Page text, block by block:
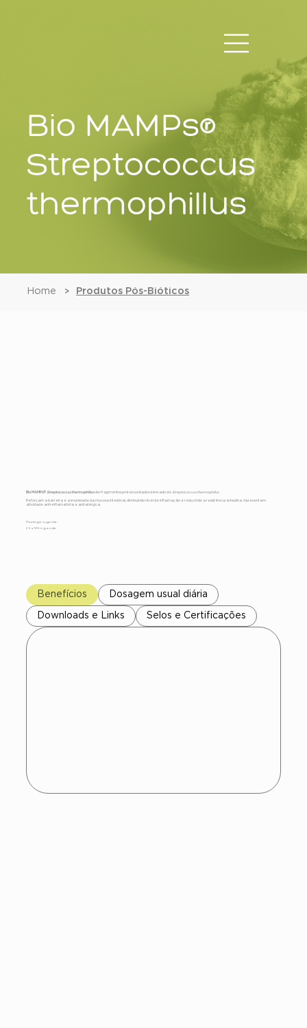
Bio MAMPs®
Streptococcus
thermophillus
Home > Produtos Pós-Bióticos
Bio MAMPs® Streptococcus thermophillussão fragmentos proteicos lisados derivado de Streptococcus thermophillus.
Reforçam a barreira e a imunidade da mucosa intestinal, diminuindo nível de inflamação e reduzindo a resistência à insulina. Apresentam
atividade anti-inflamatória e antialérgica.
Posologia sugerida:
25 a 100 mg ao dia
Benefícios Dosagem usual diária
Downloads e Links Selos e Certificações